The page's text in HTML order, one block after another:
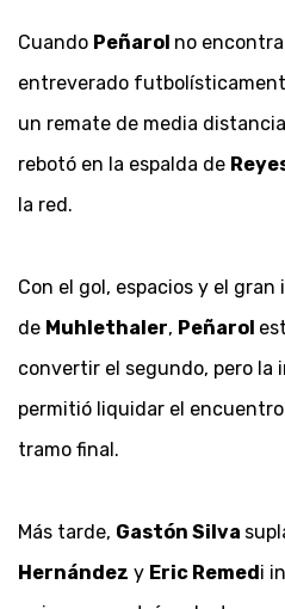
Cuando Peñarol no
entreverado
un remate de media
rebotó en la espalda de
la red.
Con el gol, espacios y el gran
de Muhlethaler, Peñarol
convertir el segundo, pero la
permitió liquidar el
tramo final.
Más tarde, Gastón Silva
Hernández y Eric Remedi